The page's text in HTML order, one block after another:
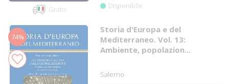
Gratis Disponibile
74%
Storia d'Europa e del
Mediterraneo. Vol. 13:
Ambiente, popolazion...
Salerno